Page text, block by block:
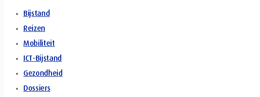
Bijstand
Reizen
Mobiliteit
ICT-Bijstand
Gezondheid
Dossiers